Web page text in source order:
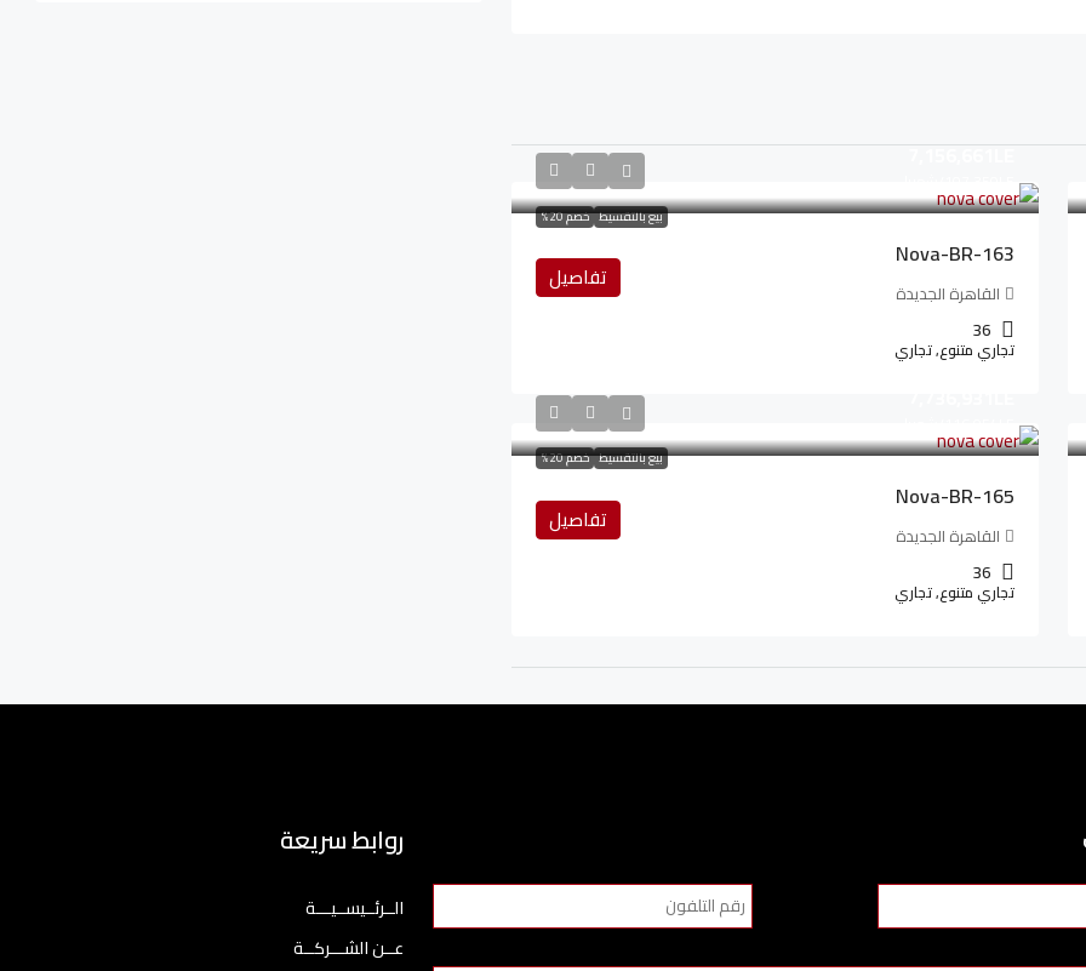
بيع بالتقسيط خصم 20%
7,156,661LE
Nova-BR-163
القاهرة الجديدة
36
تجاري متنوع, تجاري
تفاصيل
بيع بالتقسيط خصم 20%
Nova-BR-165
القاهرة الجديدة
36
تجاري متنوع, تجاري
تفاصيل
روابط سريعة
الــرئــيســيـــة
عــن الشـــركــة